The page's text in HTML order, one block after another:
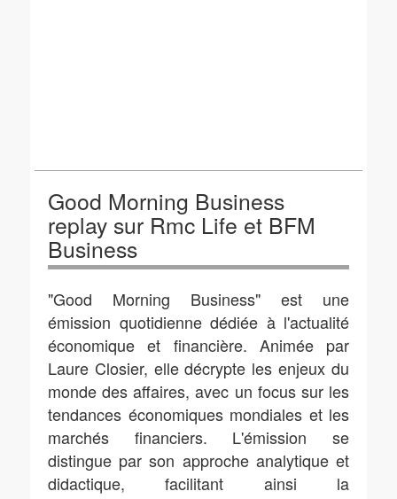
Good Morning Business
replay sur Rmc Life et BFM
Business
"Good Morning Business" est une
émission quotidienne dédiée à l'actualité
économique et financière. Animée par
Laure Closier, elle décrypte les enjeux du
monde des affaires, avec un focus sur les
tendances économiques mondiales et les
marchés financiers. L'émission se
distingue par son approche analytique et
didactique, facilitant ainsi la